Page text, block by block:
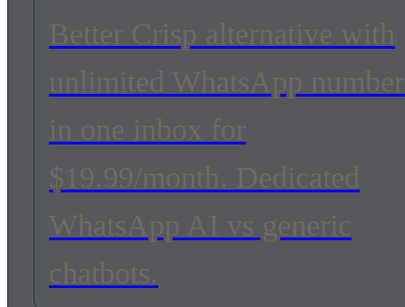
Better Crisp alternative with
unlimited WhatsApp
in one inbox for
$19.99/month. Dedicated
WhatsApp AI vs generic
chatbots.